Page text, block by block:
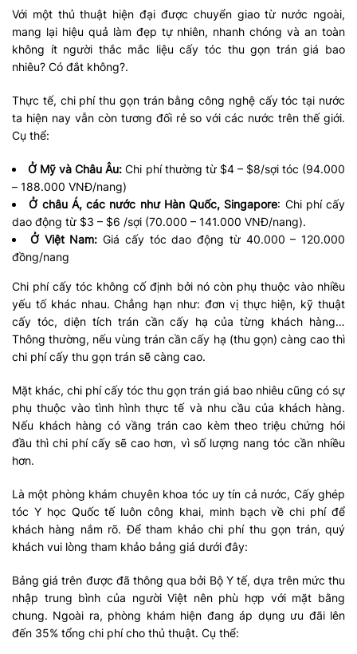
Với một thủ thuật hiện đại được chuyển giao từ nước ngoài,
mang lại hiệu quả làm đẹp tự nhiên, nhanh chóng và an toàn
không ít người thắc mắc liệu cấy tóc thu gọn trán giá bao
nhiêu? Có đắt không?.
Thực tế, chi phí thu gọn trán bằng công nghệ cấy tóc tại nước
ta hiện nay vẫn còn tương đối rẻ so với các nước trên thế giới.
Cụ thể:
Ở Mỹ và Châu Âu:Chi phí thường từ $4 – $8/sợi tóc (94.000
– 188.000 VNĐ/nang)
Ở châu Á, các nước như Hàn Quốc, Singapore: Chi phí cấy
dao động từ $3 – $6 /sợi (70.000 – 141.000 VNĐ/nang).
Ở Việt Nam: Giá cấy tóc dao động từ 40.000 – 120.000
đồng/nang
Chi phí cấy tóc không cố định bởi nó còn phụ thuộc vào nhiều
yếu tố khác nhau. Chẳng hạn như: đơn vị thực hiện, kỹ thuật
cấy tóc, diện tích trán cần cấy hạ của từng khách hàng…
Thông thường, nếu vùng trán cần cấy hạ (thu gọn) càng cao thì
chi phí cấy thu gọn trán sẽ càng cao.
Mặt khác, chi phí cấy tóc thu gọn trán giá bao nhiêu cũng có sự
phụ thuộc vào tình hình thực tế và nhu cầu của khách hàng.
Nếu khách hàng có vầng trán cao kèm theo triệu chứng hói
đầu thì chi phí cấy sẽ cao hơn, vì số lượng nang tóc cần nhiều
hơn.
Là một phòng khám chuyên khoa tóc uy tín cả nước, Cấy ghép
tóc Y học Quốc tế luôn công khai, minh bạch về chi phí để
khách hàng nắm rõ. Để tham khảo chi phí thu gọn trán, quý
khách vui lòng tham khảo bảng giá dưới đây:
Bảng giá trên được đã thông qua bởi Bộ Y tế, dựa trên mức thu
nhập trung bình của người Việt nên phù hợp với mặt bằng
chung. Ngoài ra, phòng khám hiện đang áp dụng ưu đãi lên
đến 35% tổng chi phí cho thủ thuật. Cụ thể: